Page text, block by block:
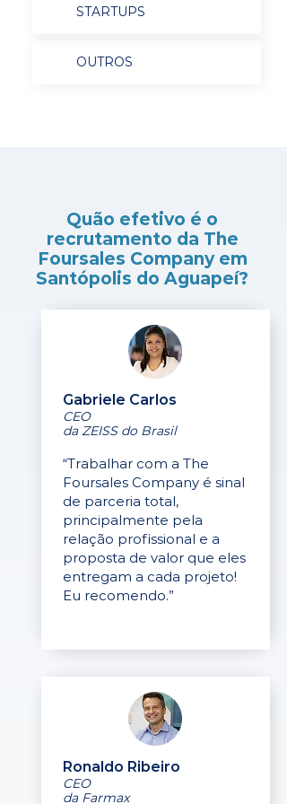
STARTUPS
OUTROS
Quão efetivo é o
recrutamento da The
Foursales Company em
Santópolis do Aguapeí?
Gabriele Carlos
CEO
da ZEISS do Brasil
“Trabalhar com a The
Foursales Company é sinal
de parceria total,
principalmente pela
relação profissional e a
proposta de valor que eles
entregam a cada projeto!
Eu recomendo.”
Ronaldo Ribeiro
CEO
da Farmax